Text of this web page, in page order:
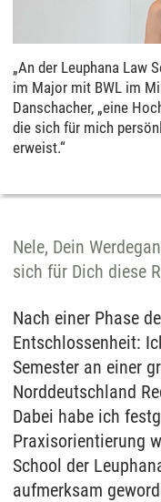
„An der Leuphana Law
im Major mit BWL im
Danschacher, „eine
die sich für mich
erweist.“
Nele, Dein
sich für Dich diese
Nach einer Phase
Entschlossenheit:
Semester an einer
Norddeutschland
Dabei habe ich
Praxisorientierung
School der
aufmerksam